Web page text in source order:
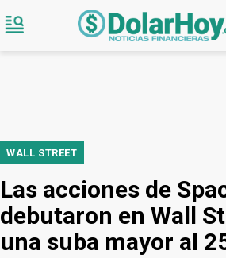
WALL STREET
Las acciones de
debutaron en Wall
una suba mayor al